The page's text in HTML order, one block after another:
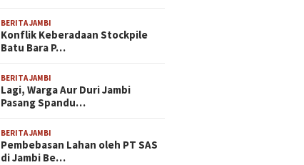
BERITA JAMBI
Konflik Keberadaan Stockpile
Batu Bara P…
BERITA JAMBI
Lagi, Warga Aur Duri Jambi
Pasang Spandu…
BERITA JAMBI
Pembebasan Lahan oleh PT SAS
di Jambi Be…